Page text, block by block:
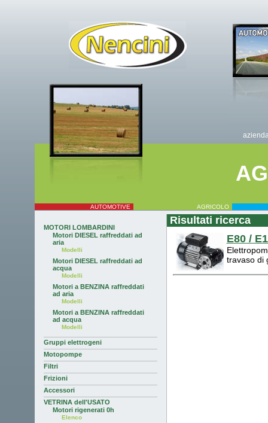
AUTOMOTIVE AGRICOLO
MOTORI LOMBARDINI
Motori DIESEL raffreddati ad
aria
Modelli
Motori DIESEL raffreddati ad
acqua
Modelli
Motori a BENZINA raffreddati
ad aria
Modelli
Motori a BENZINA raffreddati
ad acqua
Modelli
Gruppi elettrogeni
Motopompe
Filtri
Frizioni
Accessori
VETRINA dell'USATO
Motori rigenerati 0h
Elenco
Risultati ricerca
E80 /
travaso di